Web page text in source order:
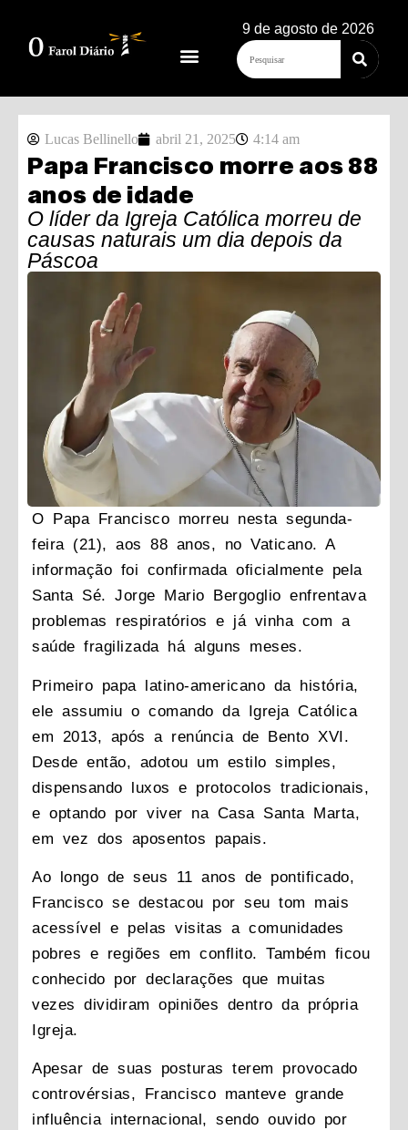
9 de agosto de 2026
Lucas Bellinello abril 21, 2025 4:14 am
Papa Francisco morre aos 88
anos de idade
O líder da Igreja Católica morreu de
causas naturais um dia depois da
Páscoa
O Papa Francisco morreu nesta segunda-
feira (21), aos 88 anos, no Vaticano. A
informação foi confirmada oficialmente pela
Santa Sé. Jorge Mario Bergoglio enfrentava
problemas respiratórios e já vinha com a
saúde fragilizada há alguns meses.
Primeiro papa latino-americano da história,
ele assumiu o comando da Igreja Católica
em 2013, após a renúncia de Bento XVI.
Desde então, adotou um estilo simples,
dispensando luxos e protocolos tradicionais,
e optando por viver na Casa Santa Marta,
em vez dos aposentos papais.
Ao longo de seus 11 anos de pontificado,
Francisco se destacou por seu tom mais
acessível e pelas visitas a comunidades
pobres e regiões em conflito. Também ficou
conhecido por declarações que muitas
vezes dividiram opiniões dentro da própria
Igreja.
Apesar de suas posturas terem provocado
controvérsias, Francisco manteve grande
influência internacional, sendo ouvido por